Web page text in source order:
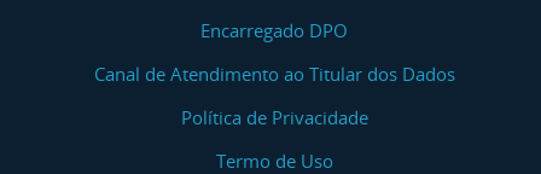
Encarregado DPO
Canal de Atendimento ao Titular dos Dados
Política de Privacidade
Termo de Uso